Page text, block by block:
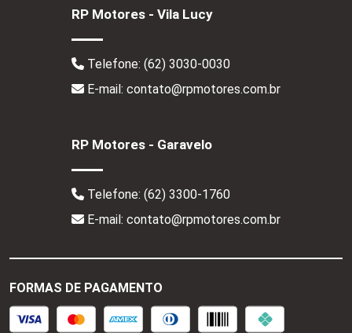
RP Motores - Vila Lucy
Telefone: (62) 3030-0030
E-mail: contato@rpmotores.com.br
RP Motores - Garavelo
Telefone: (62) 3300-1760
E-mail: contato@rpmotores.com.br
FORMAS DE PAGAMENTO